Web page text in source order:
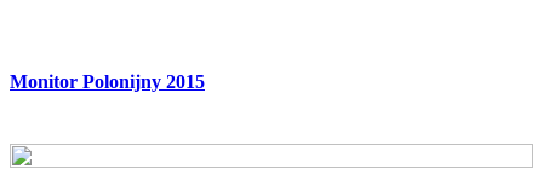
Monitor Polonijny 2015